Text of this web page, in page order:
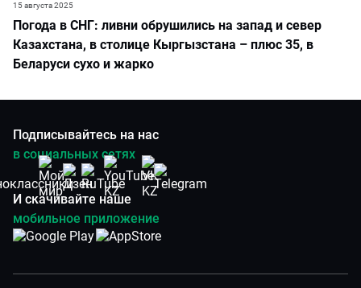
Погода в СНГ: ливни обрушились на запад и север
Казахстана, в столице Кыргызстана – плюс 35, в
Беларуси сухо и жарко
15 августа 2025
Подписывайтесь на нас
в социальных сетях
И скачивайте наше
мобильное приложение